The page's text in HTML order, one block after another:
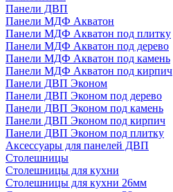
Панели ДВП
Панели МДФ Акватон
Панели МДФ Акватон под плитку
Панели МДФ Акватон под дерево
Панели МДФ Акватон под камень
Панели МДФ Акватон под кирпич
Панели ДВП Эконом
Панели ДВП Эконом под дерево
Панели ДВП Эконом под камень
Панели ДВП Эконом под кирпич
Панели ДВП Эконом под плитку
Аксессуары для панелей ДВП
Столешницы
Столешницы для кухни
Столешницы для кухни 26мм